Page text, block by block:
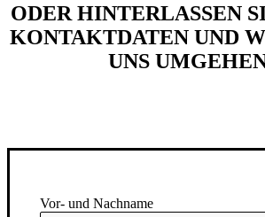
ODER HINTERLASSEN
KONTAKTDATEN UND
UNS
Vor- und Nachname